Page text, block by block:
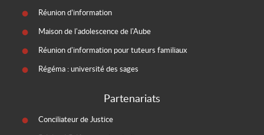
Réunion d’information
Maison de l'adolescence de l'Aube
Réunion d'information pour tuteurs familiaux
Régéma : université des sages
Partenariats
Conciliateur de Justice